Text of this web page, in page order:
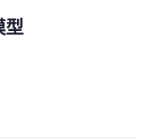
型
https://klrvc.com.
型